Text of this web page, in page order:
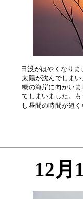
日没がはやくなり
太陽が沈んでしま
糠の海岸に向かい
てしまいました。
12月